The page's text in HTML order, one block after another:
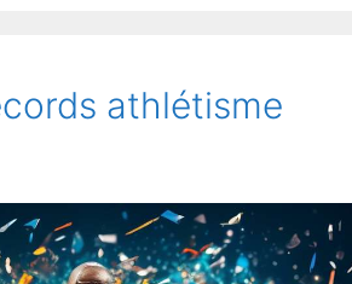
athlétisme